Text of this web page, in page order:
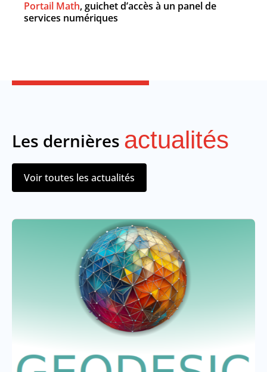
Portail Math, guichet d’accès à un panel de
services numériques
Les dernières actualités
Voir toutes les actualités